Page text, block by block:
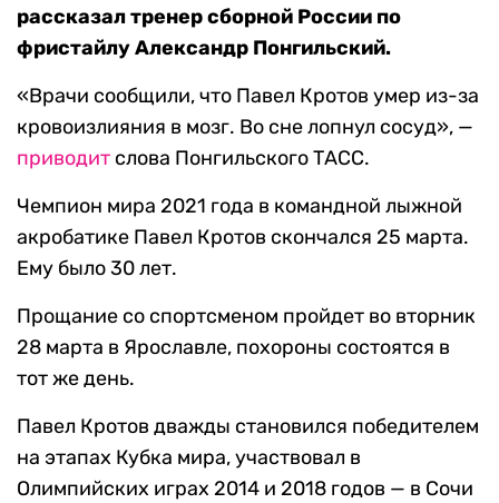
рассказал тренер сборной России по
фристайлу Александр Понгильский.
«Врачи сообщили, что Павел Кротов умер из-за
кровоизлияния в мозг. Во сне лопнул сосуд», —
приводит слова Понгильского ТАСС.
Чемпион мира 2021 года в командной лыжной
акробатике Павел Кротов скончался 25 марта.
Ему было 30 лет.
Прощание со спортсменом пройдет во вторник
28 марта в Ярославле, похороны состоятся в
тот же день.
Павел Кротов дважды становился победителем
на этапах Кубка мира, участвовал в
Олимпийских играх 2014 и 2018 годов — в Сочи